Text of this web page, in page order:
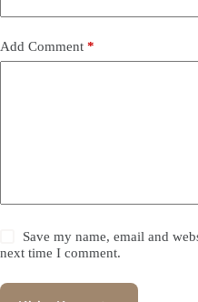
Add Comment *
Save my name, email and
next time I comment.